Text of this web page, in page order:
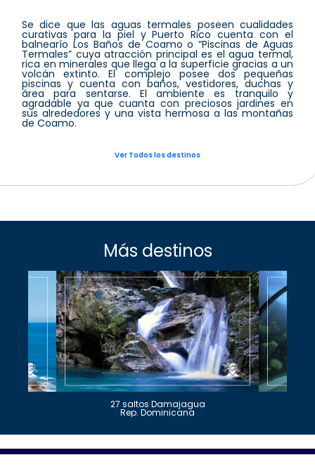
Se dice que las aguas termales poseen cualidades
curativas para la piel y Puerto Rico cuenta con el
balnearío Los Baños de Coamo o “Piscinas de Aguas
Termales” cuya atracción principal es el agua termal,
rica en minerales que llega a la superficie gracias a un
volcán extinto. El complejo posee dos pequeñas
piscinas y cuenta con baños, vestidores, duchas y
área para sentarse. El ambiente es tranquilo y
agradable ya que cuanta con preciosos jardines en
sus alrededores y una vista hermosa a las montañas
de Coamo.
Ver Todos los destinos
Más destinos
27 saltos Damajagua
Rep. Dominicana